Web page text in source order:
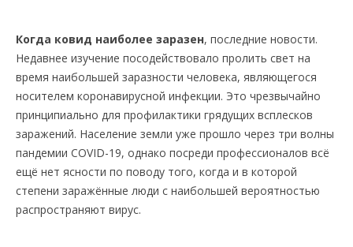
Когда ковид наиболее заразен, последние новости.
Недавнее изучение посодействовало пролить свет на
время наибольшей заразности человека, являющегося
носителем коронавирусной инфекции. Это чрезвычайно
принципиально для профилактики грядущих всплесков
заражений. Население земли уже прошло через три волны
пандемии COVID-19, однако посреди профессионалов всё
ещё нет ясности по поводу того, когда и в которой
степени заражённые люди с наибольшей вероятностью
распространяют вирус.